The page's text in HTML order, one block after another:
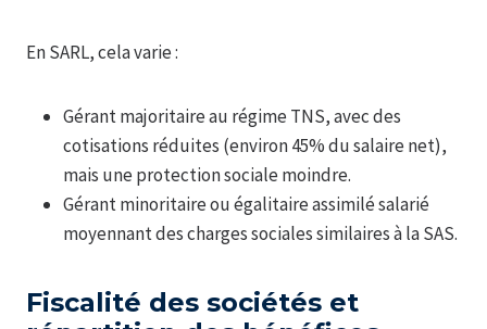
En SARL, cela varie :
Gérant majoritaire au régime TNS, avec des
cotisations réduites (environ 45% du salaire net),
mais une protection sociale moindre.
Gérant minoritaire ou égalitaire assimilé salarié
moyennant des charges sociales similaires à la SAS.
Fiscalité des sociétés et